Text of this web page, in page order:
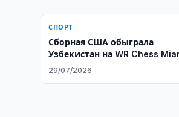
СПОРТ
Сборная США обыграла
Узбекистан на WR Chess
2026
29/07/2026